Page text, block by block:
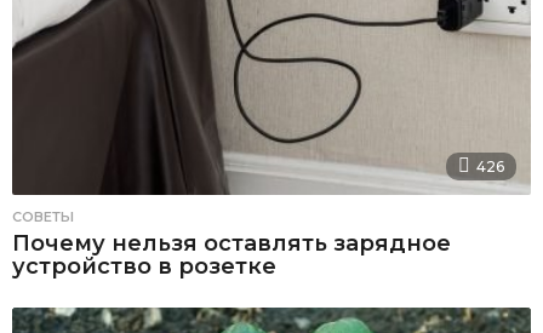
426
СОВЕТЫ
Почему нельзя оставлять зарядное
устройство в розетке